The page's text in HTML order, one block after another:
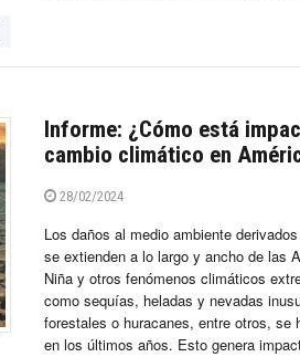
Informe: ¿Cómo está
cambio climático en
28/02/2024
Los daños al medio ambiente
se extienden a lo largo y ancho de las
Niña y otros fenómenos climáticos
como sequías, heladas y nevadas
forestales o huracanes, entre otros, se
en los últimos años. Esto genera